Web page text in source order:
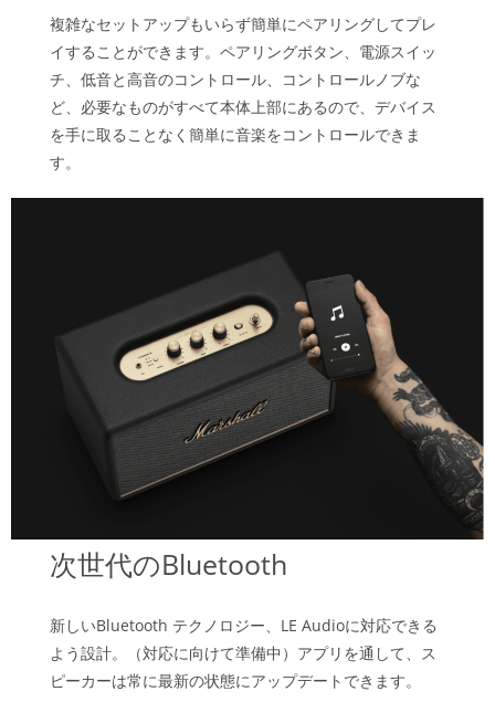
複雑なセットアップもいらず簡単にペアリングしてプレ
イすることができます。ペアリングボタン、電源スイッ
チ、低音と高音のコントロール、コントロールノブな
ど、必要なものがすべて本体上部にあるので、デバイス
を手に取ることなく簡単に音楽をコントロールできま
す。
次世代のBluetooth
新しいBluetooth テクノロジー、LE Audioに対応できる
よう設計。（対応に向けて準備中）アプリを通して、ス
ピーカーは常に最新の状態にアップデートできます。